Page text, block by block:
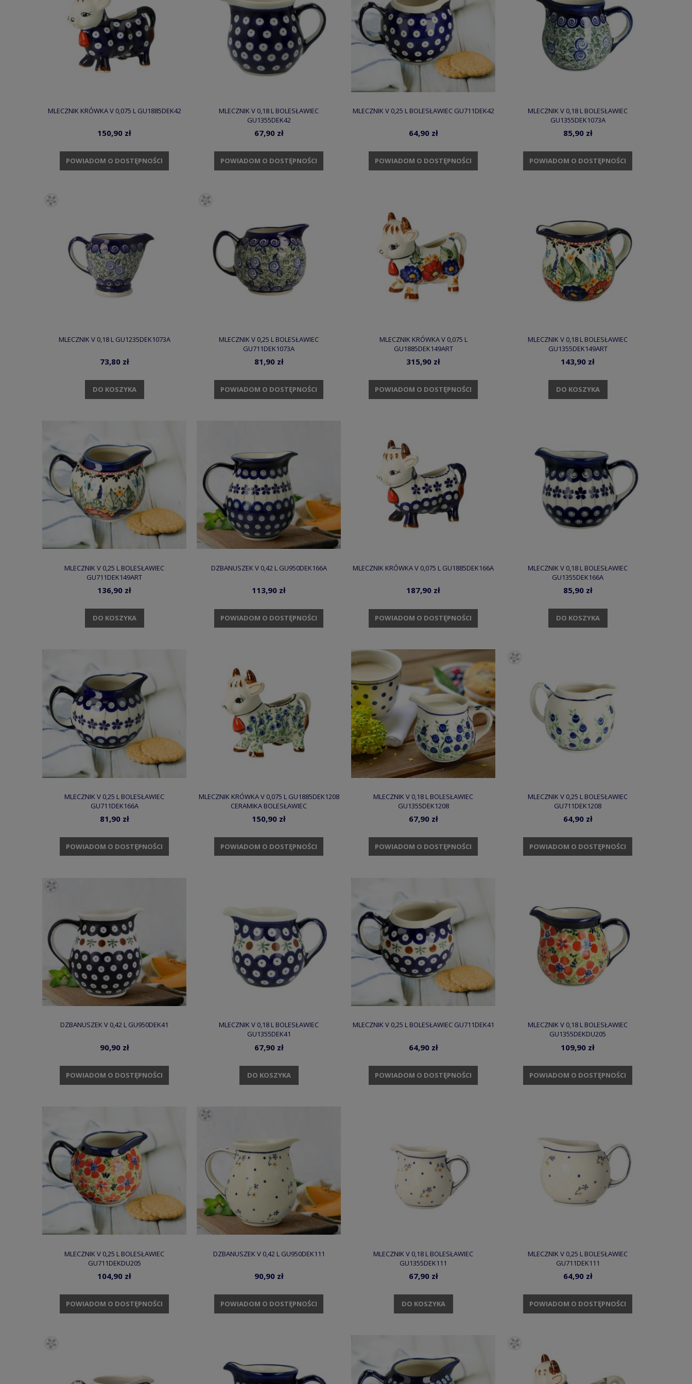
MLECZNIK KRÓWKA V 0,075 L GU1885DEK42
150,90 zł
POWIADOM O DOSTĘPNOŚCI
MLECZNIK V 0,18 L BOLESŁAWIEC
GU1355DEK42
67,90 zł
POWIADOM O DOSTĘPNOŚCI
MLECZNIK V 0,25 L BOLESŁAWIEC GU711DEK42
64,90 zł
POWIADOM O DOSTĘPNOŚCI
MLECZNIK V 0,18 L BOLESŁAWIEC
GU1355DEK1073A
85,90 zł
POWIADOM O DOSTĘPNOŚCI
MLECZNIK V 0,18 L GU1235DEK1073A
73,80 zł
DO KOSZYKA
MLECZNIK V 0,25 L BOLESŁAWIEC
GU711DEK1073A
81,90 zł
POWIADOM O DOSTĘPNOŚCI
MLECZNIK KRÓWKA V 0,075 L
GU1885DEK149ART
315,90 zł
POWIADOM O DOSTĘPNOŚCI
MLECZNIK V 0,18 L BOLESŁAWIEC
GU1355DEK149ART
143,90 zł
DO KOSZYKA
MLECZNIK V 0,25 L BOLESŁAWIEC
GU711DEK149ART
136,90 zł
DO KOSZYKA
DZBANUSZEK V 0,42 L GU950DEK166A
113,90 zł
POWIADOM O DOSTĘPNOŚCI
MLECZNIK KRÓWKA V 0,075 L GU1885DEK166A
187,90 zł
POWIADOM O DOSTĘPNOŚCI
MLECZNIK V 0,18 L BOLESŁAWIEC
GU1355DEK166A
85,90 zł
DO KOSZYKA
MLECZNIK V 0,25 L BOLESŁAWIEC
GU711DEK166A
81,90 zł
POWIADOM O DOSTĘPNOŚCI
MLECZNIK KRÓWKA V 0,075 L GU1885DEK1208
CERAMIKA BOLESŁAWIEC
150,90 zł
POWIADOM O DOSTĘPNOŚCI
MLECZNIK V 0,18 L BOLESŁAWIEC
GU1355DEK1208
67,90 zł
POWIADOM O DOSTĘPNOŚCI
MLECZNIK V 0,25 L BOLESŁAWIEC
GU711DEK1208
64,90 zł
POWIADOM O DOSTĘPNOŚCI
DZBANUSZEK V 0,42 L GU950DEK41
90,90 zł
POWIADOM O DOSTĘPNOŚCI
MLECZNIK V 0,18 L BOLESŁAWIEC
GU1355DEK41
67,90 zł
DO KOSZYKA
MLECZNIK V 0,25 L BOLESŁAWIEC GU711DEK41
64,90 zł
POWIADOM O DOSTĘPNOŚCI
MLECZNIK V 0,18 L BOLESŁAWIEC
GU1355DEKDU205
109,90 zł
POWIADOM O DOSTĘPNOŚCI
MLECZNIK V 0,25 L BOLESŁAWIEC
GU711DEKDU205
104,90 zł
POWIADOM O DOSTĘPNOŚCI
DZBANUSZEK V 0,42 L GU950DEK111
90,90 zł
POWIADOM O DOSTĘPNOŚCI
MLECZNIK V 0,18 L BOLESŁAWIEC
GU1355DEK111
67,90 zł
DO KOSZYKA
MLECZNIK V 0,25 L BOLESŁAWIEC
GU711DEK111
64,90 zł
POWIADOM O DOSTĘPNOŚCI